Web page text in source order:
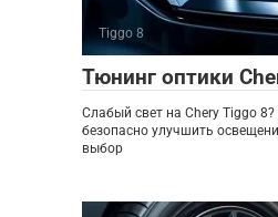
Tiggo 8
Тюнинг оптики
Слабый свет на Chery Tiggo 8?
безопасно улучшить
выбор